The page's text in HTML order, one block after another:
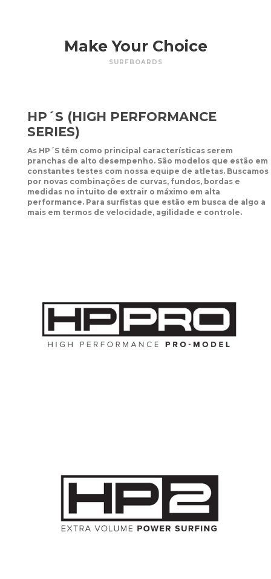
Make Your Choice
SURFBOARDS
HP´S (HIGH PERFORMANCE
SERIES)
As HP´S têm como principal características serem
pranchas de alto desempenho. São modelos que estão em
constantes testes com nossa equipe de atletas. Buscamos
por novas combinações de curvas, fundos, bordas e
medidas no intuito de extrair o máximo em alta
performance. Para surfistas que estão em busca de algo a
mais em termos de velocidade, agilidade e controle.